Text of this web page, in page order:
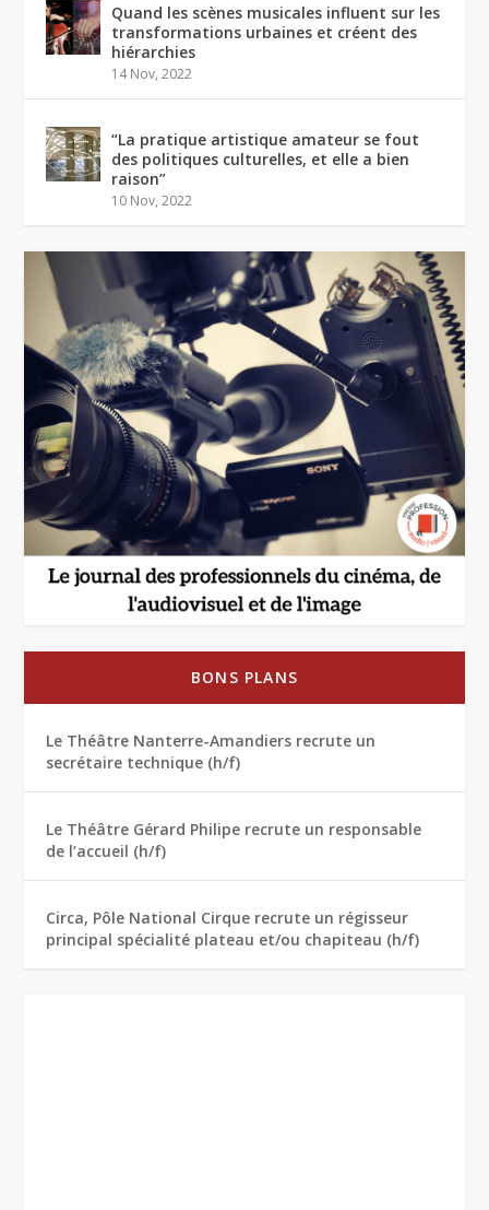
Quand les scènes musicales influent sur les
transformations urbaines et créent des
hiérarchies
14 Nov, 2022
“La pratique artistique amateur se fout
des politiques culturelles, et elle a bien
raison”
10 Nov, 2022
BONS PLANS
Le Théâtre Nanterre-Amandiers recrute un
secrétaire technique (h/f)
Le Théâtre Gérard Philipe recrute un responsable
de l’accueil (h/f)
Circa, Pôle National Cirque recrute un régisseur
principal spécialité plateau et/ou chapiteau (h/f)